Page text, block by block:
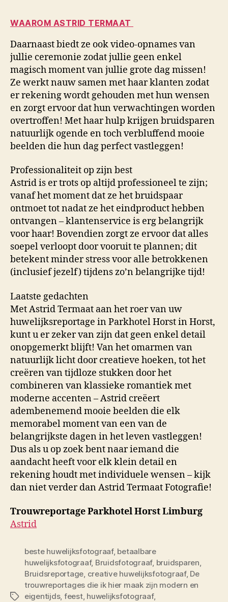
WAAROM ASTRID TERMAAT
Daarnaast biedt ze ook video-opnames van
jullie ceremonie zodat jullie geen enkel
magisch moment van jullie grote dag missen!
Ze werkt nauw samen met haar klanten zodat
er rekening wordt gehouden met hun wensen
en zorgt ervoor dat hun verwachtingen worden
overtroffen! Met haar hulp krijgen bruidsparen
natuurlijk ogende en toch verbluffend mooie
beelden die hun dag perfect vastleggen!
Professionaliteit op zijn best
Astrid is er trots op altijd professioneel te zijn;
vanaf het moment dat ze het bruidspaar
ontmoet tot nadat ze het eindproduct hebben
ontvangen – klantenservice is erg belangrijk
voor haar! Bovendien zorgt ze ervoor dat alles
soepel verloopt door vooruit te plannen; dit
betekent minder stress voor alle betrokkenen
(inclusief jezelf) tijdens zo’n belangrijke tijd!
Laatste gedachten
Met Astrid Termaat aan het roer van uw
huwelijksreportage in Parkhotel Horst in Horst,
kunt u er zeker van zijn dat geen enkel detail
onopgemerkt blijft! Van het omarmen van
natuurlijk licht door creatieve hoeken, tot het
creëren van tijdloze stukken door het
combineren van klassieke romantiek met
moderne accenten – Astrid creëert
adembenemend mooie beelden die elk
memorabel moment van een van de
belangrijkste dagen in het leven vastleggen!
Dus als u op zoek bent naar iemand die
aandacht heeft voor elk klein detail en
rekening houdt met individuele wensen – kijk
dan niet verder dan Astrid Termaat Fotografie!
Trouwreportage Parkhotel Horst Limburg
Astrid
Tags
beste huwelijksfotograaf, betaalbare
huwelijksfotograaf, Bruidsfotograaf, bruidsparen,
Bruidsreportage, creative huwelijksfotograaf, De
trouwreportages die ik hier maak zijn modern en
eigentijds, feest, huwelijksfotograaf,